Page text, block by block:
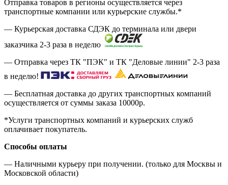
Отправка товаров в регионы осуществляется через
транспортные компании или курьерские службы.*
— Курьерская доставка СДЭК до терминала или двери
заказчика 2-3 раза в неделю
— Отправка через ТК "ПЭК" и ТК "Деловые линии" 2-3 раза
в неделю!
— Бесплатная доставка до других транспортных компаний
осуществляется от суммы заказа 10000р.
*Услуги транспортных компаний и курьерских служб
оплачивает покупатель.
Способы оплаты
— Наличными курьеру при получении. (только для Москвы и
Московской области)